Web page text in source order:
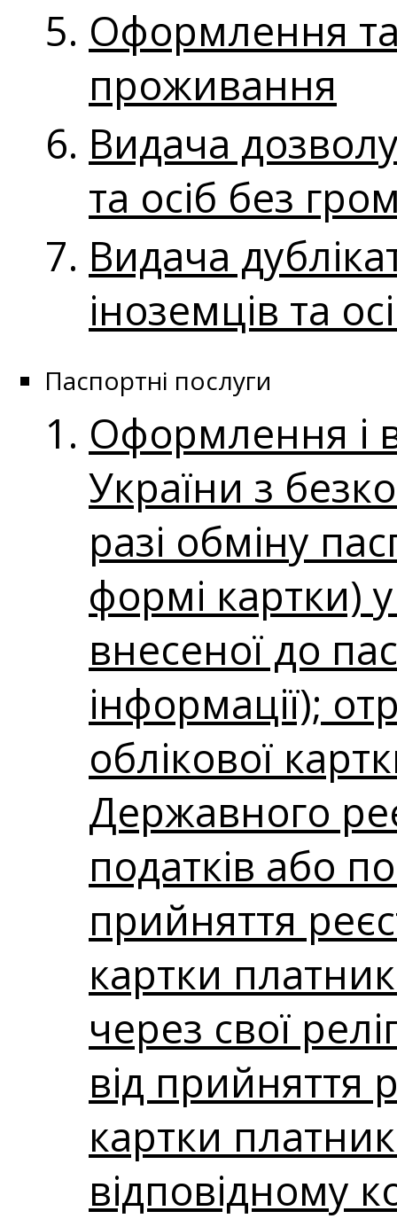
Оформлення
проживання
Видача
та осіб без
Видача
іноземців та
Паспортні послуги
Оформлення і
України з
разі обміну
формі картки) у
внесеної до
інформації);
облікової
Державного
податків або
прийняття
картки
через свої
від прийняття
картки
відповідному